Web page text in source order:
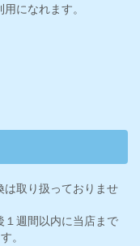
になれます。
は取り扱っておりませ
１週間以内に当店まで
。